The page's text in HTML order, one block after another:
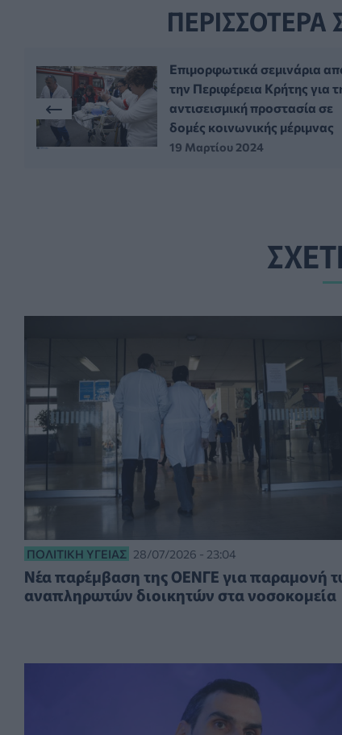
ΠΕΡΙΣΣΟΤΕΡΑ
Επιμορφωτικά σεμινάρια
την Περιφέρεια Κρήτης για
αντισεισμική προστασία σε
δομές κοινωνικής μέριμνας
19 Μαρτίου 2024
ΠΟΛΙΤΙΚΉ ΥΓΕΊΑΣ 28/07/2026 - 23:04
Νέα παρέμβαση της ΟΕΝΓΕ για παραμονή
αναπληρωτών διοικητών στα νοσοκομεία